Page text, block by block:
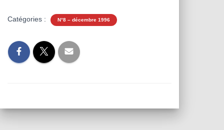
Catégories : N°8 – décembre 1996